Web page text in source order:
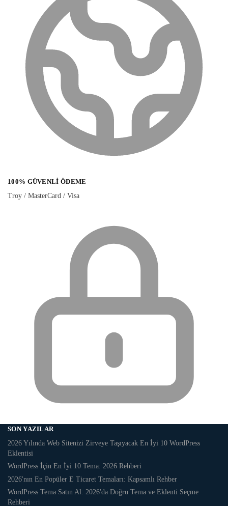
100% GÜVENLI ÖDEME
Troy / MasterCard / Visa
SON YAZILAR
2026 Yılında Web Sitenizi Zirveye Taşıyacak En İyi 10 WordPress
Eklentisi
WordPress İçin En İyi 10 Tema: 2026 Rehberi
2026'nın En Popüler E Ticaret Temaları: Kapsamlı Rehber
WordPress Tema Satın Al: 2026'da Doğru Tema ve Eklenti Seçme
Rehberi